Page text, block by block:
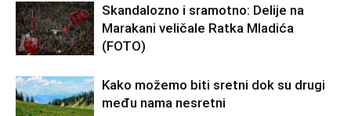
Skandalozno i sramotno: Delije na
Marakani veličale Ratka Mladića
(FOTO)
Kako možemo biti sretni dok su drugi
među nama nesretni